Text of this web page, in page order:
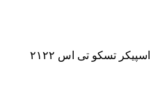
اسپیکر تسکو تی اس ۲۱۲۲